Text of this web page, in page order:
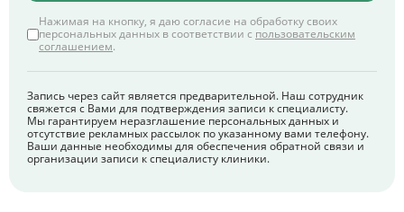
Нажимая на кнопку, я даю согласие на обработку своих
персональных данных в соответствии с пользовательским
соглашением.
Запись через сайт является предварительной. Наш сотрудник
свяжется с Вами для подтверждения записи к специалисту.
Мы гарантируем неразглашение персональных данных и
отсутствие рекламных рассылок по указанному вами телефону.
Ваши данные необходимы для обеспечения обратной связи и
организации записи к специалисту клиники.